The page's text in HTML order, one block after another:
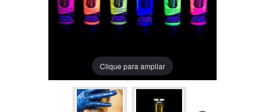
Clique para ampliar